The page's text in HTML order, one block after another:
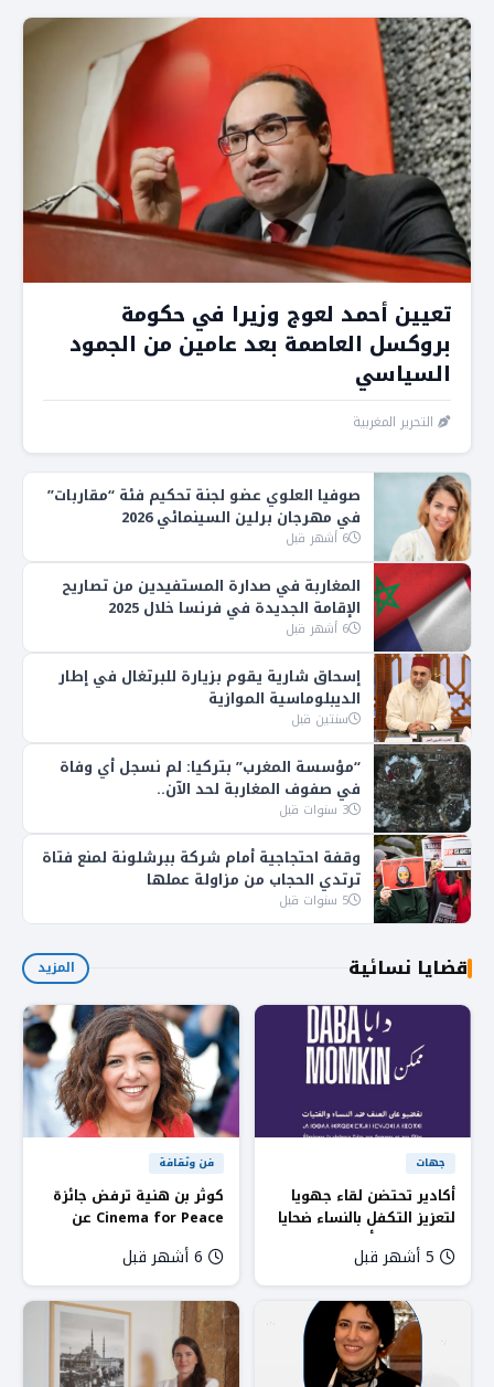
تعيين أحمد لعوج وزيرا في حكومة
بروكسل العاصمة بعد عامين من الجمود
السياسي
التحرير المغربية
صوفيا العلوي عضو لجنة تحكيم فئة “مقاربات”
في مهرجان برلين السينمائي 2026
6 أشهر قبل
المغاربة في صدارة المستفيدين من تصاريح
الإقامة الجديدة في فرنسا خلال 2025
6 أشهر قبل
إسحاق شارية يقوم بزيارة للبرتغال في إطار
الديبلوماسية الموازية
سنتين قبل
“مؤسسة المغرب” بتركيا: لم نسجل أي وفاة
في صفوف المغاربة لحد الآن..
3 سنوات قبل
وقفة احتجاجية أمام شركة ببرشلونة لمنع فتاة
ترتدي الحجاب من مزاولة عملها
5 سنوات قبل
قضايا نسائية المزيد
جهات
أكادير تحتضن لقاء جهويا
لتعزيز التكفل بالنساء ضحايا
العنف بدعم أوروبي
وشراكات مدنية
فن وثقافة
كوثر بن هنية ترفض جائزة
Cinema for Peace عن
وتؤكد: لا سلام دون
مساءلة